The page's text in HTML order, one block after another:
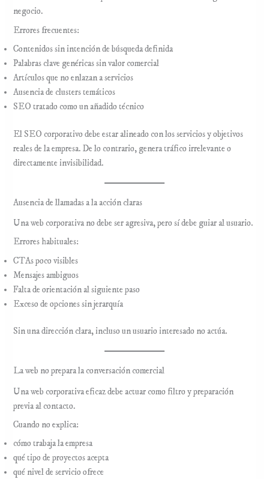
negocio.
Errores frecuentes:
Contenidos sin intención de búsqueda definida
Palabras clave genéricas sin valor comercial
Artículos que no enlazan a servicios
Ausencia de clusters temáticos
SEO tratado como un añadido técnico
El SEO corporativo debe estar alineado con los servicios y objetivos
reales de la empresa. De lo contrario, genera tráfico irrelevante o
directamente invisibilidad.
Ausencia de llamadas a la acción claras
Una web corporativa no debe ser agresiva, pero sí debe guiar al usuario.
Errores habituales:
CTAs poco visibles
Mensajes ambiguos
Falta de orientación al siguiente paso
Exceso de opciones sin jerarquía
Sin una dirección clara, incluso un usuario interesado no actúa.
La web no prepara la conversación comercial
Una web corporativa eficaz debe actuar como filtro y preparación
previa al contacto.
Cuando no explica:
cómo trabaja la empresa
qué tipo de proyectos acepta
qué nivel de servicio ofrece